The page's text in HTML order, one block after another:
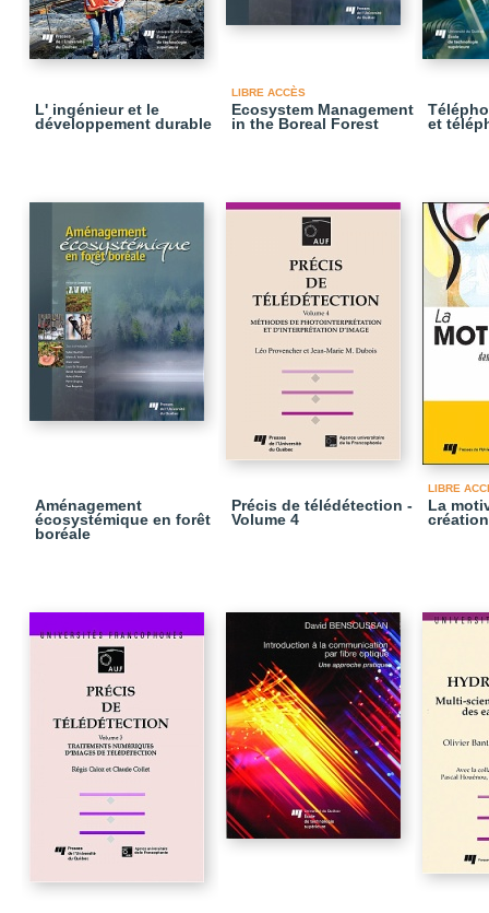
L' ingénieur et le
développement durable
LIBRE ACCÈS
Ecosystem Management
in the Boreal Forest
et
Aménagement
écosystémique en forêt
boréale
Précis de télédétection -
Volume 4
LIBRE
La